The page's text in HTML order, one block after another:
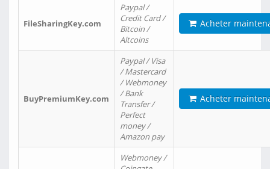
FileSharingKey.com
Paypal /
Credit Card /
Bitcoin /
Altcoins
Acheter
BuyPremiumKey.com
Paypal / Visa
/ Mastercard
/ Webmoney
/ Bank
Transfer /
Perfect
money /
Amazon pay
Acheter
Webmoney /